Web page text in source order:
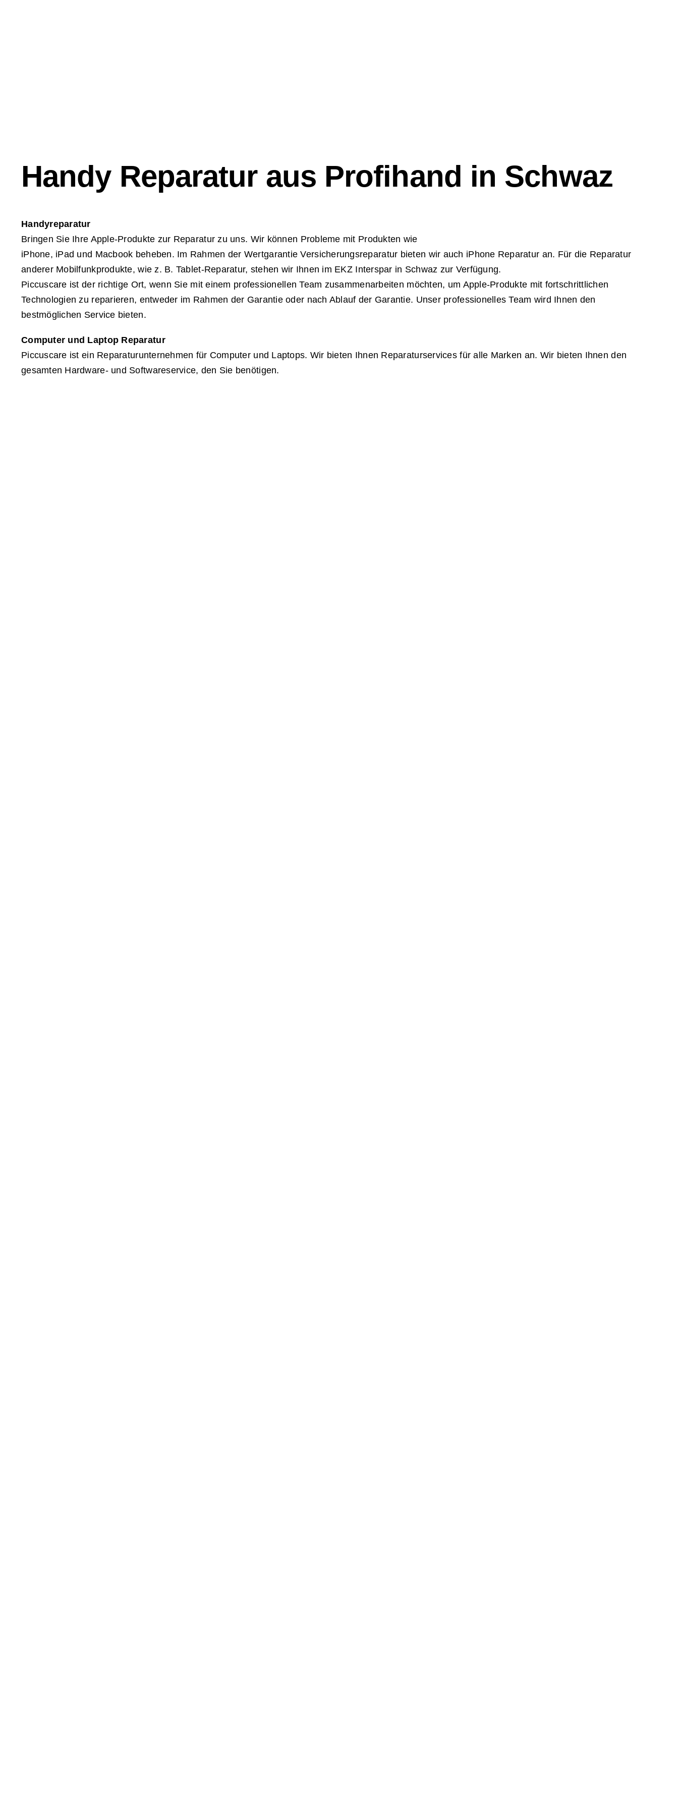
Handy Reparatur aus Profihand in Schwaz
Handyreparatur
Bringen Sie Ihre Apple-Produkte zur Reparatur zu uns. Wir können Probleme mit Produkten wie
iPhone, iPad und Macbook beheben. Im Rahmen der Wertgarantie Versicherungsreparatur bieten wir auch iPhone Reparatur an. Für die Reparatur
anderer Mobilfunkprodukte, wie z. B. Tablet-Reparatur, stehen wir Ihnen im EKZ Interspar in Schwaz zur Verfügung.
Piccuscare ist der richtige Ort, wenn Sie mit einem professionellen Team zusammenarbeiten möchten, um Apple-Produkte mit fortschrittlichen
Technologien zu reparieren, entweder im Rahmen der Garantie oder nach Ablauf der Garantie. Unser professionelles Team wird Ihnen den
bestmöglichen Service bieten.
Computer und Laptop Reparatur
Piccuscare ist ein Reparaturunternehmen für Computer und Laptops. Wir bieten Ihnen Reparaturservices für alle Marken an. Wir bieten Ihnen den
gesamten Hardware- und Softwareservice, den Sie benötigen.